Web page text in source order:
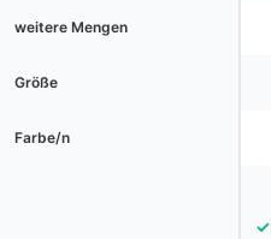
weitere Mengen
Größe
Farbe/n
✓